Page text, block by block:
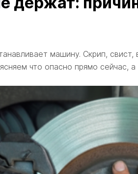
машину. Скрип,
что опасно прямо сейчас,